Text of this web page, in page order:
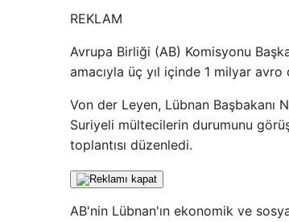
REKLAM
Avrupa Birliği (AB) Komisyonu
amacıyla üç yıl içinde 1 milyar avro
Von der Leyen, Lübnan Başbakanı
Suriyeli mültecilerin durumunu
toplantısı düzenledi.
AB'nin Lübnan'ın ekonomik ve